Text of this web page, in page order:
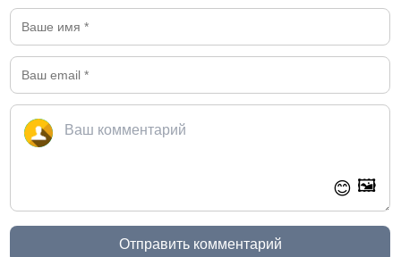
😊 🖼️
Отправить комментарий